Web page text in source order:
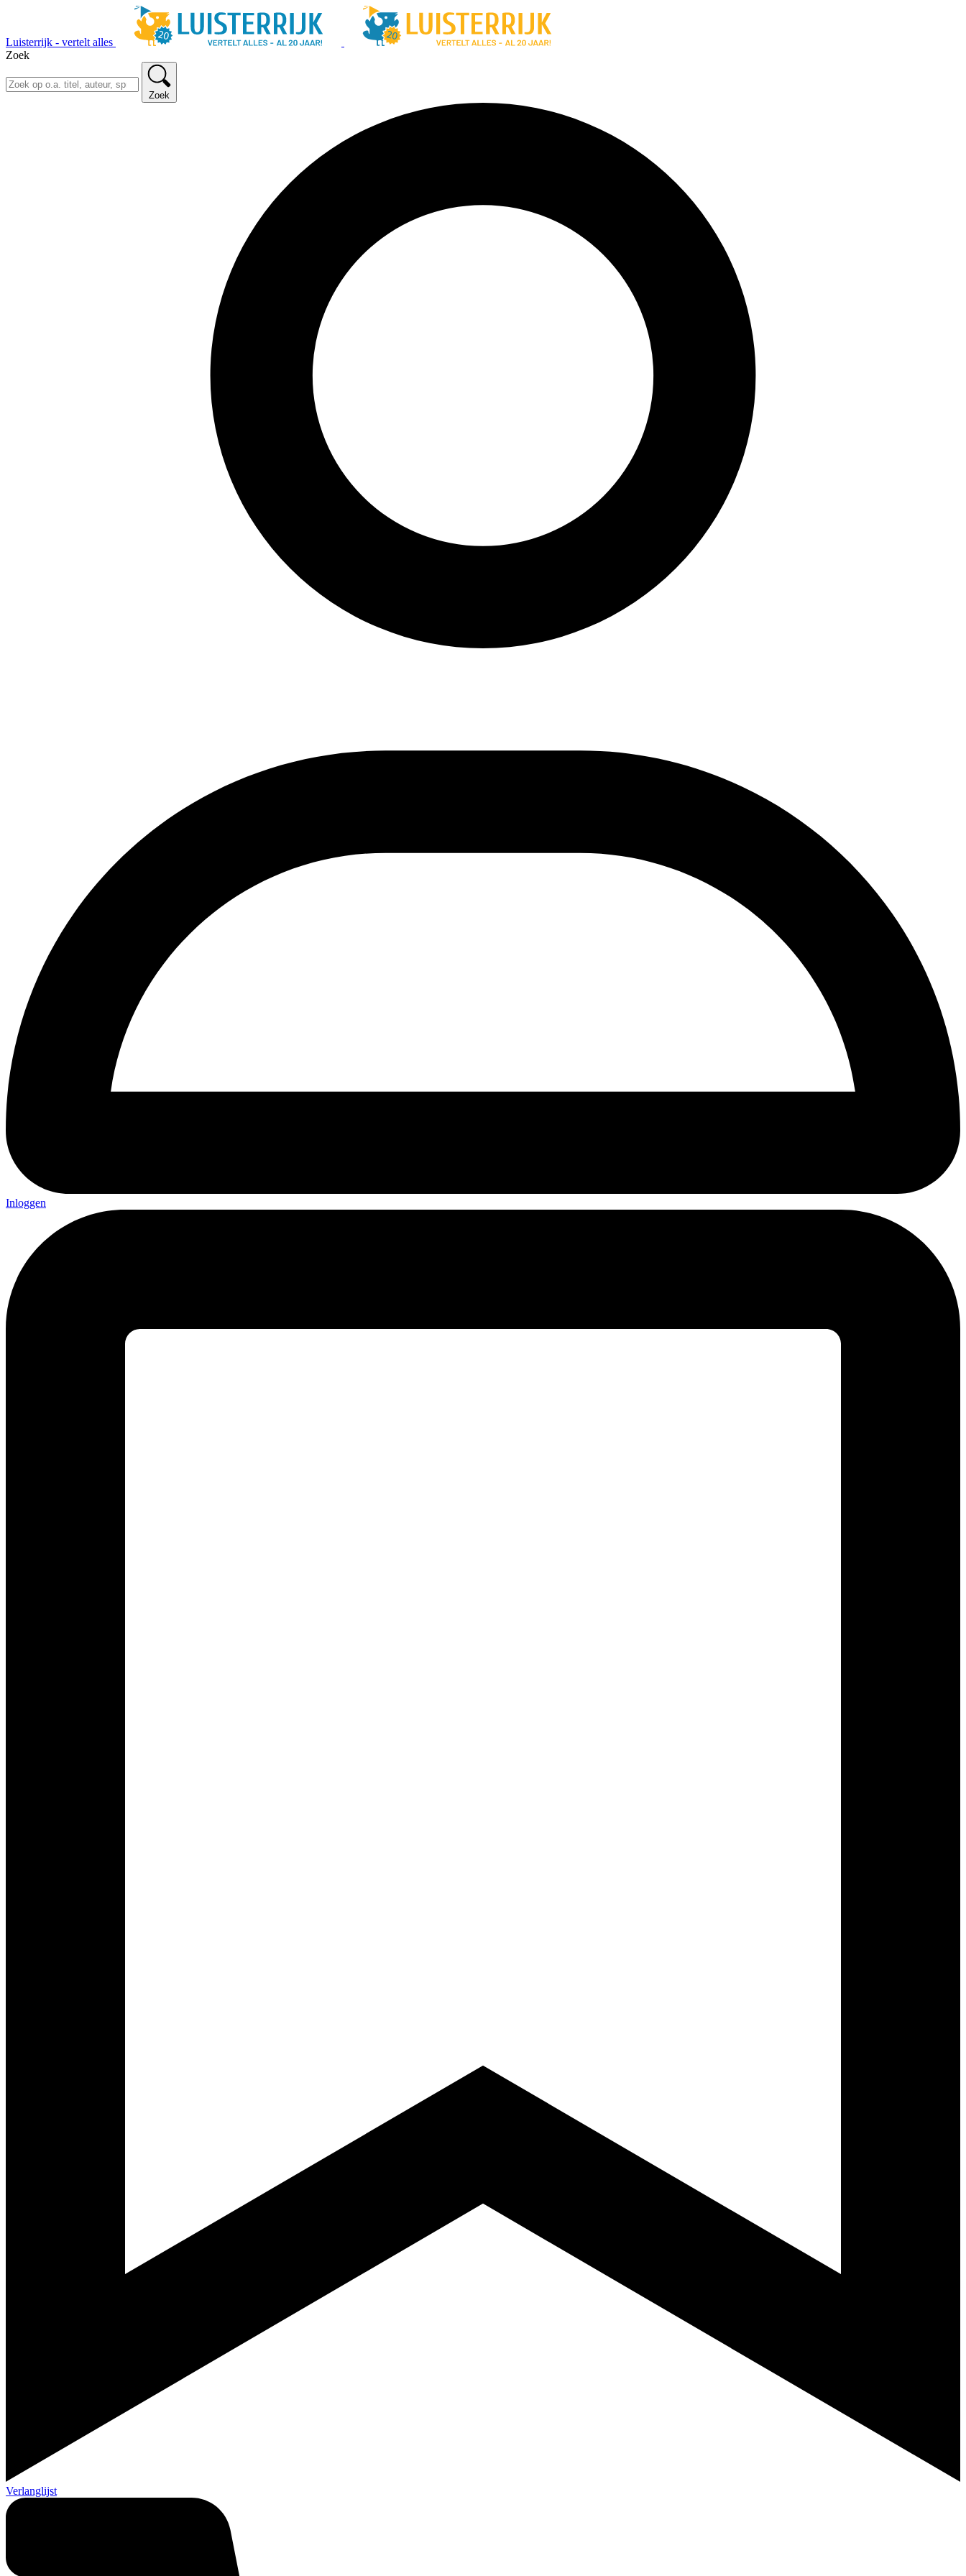
Luisterrijk - vertelt alles
Zoek
Zoek
Inloggen
Verlanglijst